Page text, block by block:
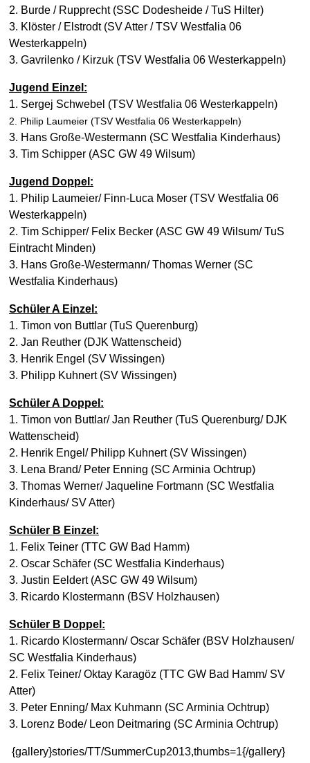
2. Burde / Rupprecht (SSC Dodesheide / TuS Hilter)
3. Klöster / Elstrodt (SV Atter / TSV Westfalia 06
Westerkappeln)
3. Gavrilenko / Kirzuk (TSV Westfalia 06 Westerkappeln)
Jugend Einzel:
1. Sergej Schwebel (TSV Westfalia 06 Westerkappeln)
2. Philip Laumeier (TSV Westfalia 06 Westerkappeln)
3. Hans Große-Westermann (SC Westfalia Kinderhaus)
3. Tim Schipper (ASC GW 49 Wilsum)
Jugend Doppel:
1. Philip Laumeier/ Finn-Luca Moser (TSV Westfalia 06
Westerkappeln)
2. Tim Schipper/ Felix Becker (ASC GW 49 Wilsum/ TuS
Eintracht Minden)
3. Hans Große-Westermann/ Thomas Werner (SC
Westfalia Kinderhaus)
Schüler A Einzel:
1. Timon von Buttlar (TuS Querenburg)
2. Jan Reuther (DJK Wattenscheid)
3. Henrik Engel (SV Wissingen)
3. Philipp Kuhnert (SV Wissingen)
Schüler A Doppel:
1. Timon von Buttlar/ Jan Reuther (TuS Querenburg/ DJK
Wattenscheid)
2. Henrik Engel/ Philipp Kuhnert (SV Wissingen)
3. Lena Brand/ Peter Enning (SC Arminia Ochtrup)
3. Thomas Werner/ Jaqueline Fortmann (SC Westfalia
Kinderhaus/ SV Atter)
Schüler B Einzel:
1. Felix Teiner (TTC GW Bad Hamm)
2. Oscar Schäfer (SC Westfalia Kinderhaus)
3. Justin Eeldert (ASC GW 49 Wilsum)
3. Ricardo Klostermann (BSV Holzhausen)
Schüler B Doppel:
1. Ricardo Klostermann/ Oscar Schäfer (BSV Holzhausen/
SC Westfalia Kinderhaus)
2. Felix Teiner/ Oktay Karagöz (TTC GW Bad Hamm/ SV
Atter)
3. Peter Enning/ Max Kuhmann (SC Arminia Ochtrup)
3. Lorenz Bode/ Leon Deitmaring (SC Arminia Ochtrup)
{gallery}stories/TT/SummerCup2013,thumbs=1{/gallery}